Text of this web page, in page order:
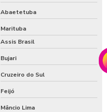
Abaetetuba
Marituba
Assis Brasil
Bujari
Cruzeiro do Sul
Feijó
Mâncio Lima